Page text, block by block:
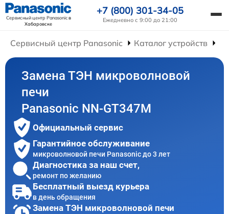
Сервисный центр Panasonicв
Хабаровске
+7 (800) 301-34-05
Ежедневно с 9:00 до 21:00
Сервисный центр Panasonic Каталог устройств
Замена ТЭН микроволновой
печи
Panasonic NN-GT347M
Официальный сервис
Гарантийное обслуживание
микроволновой печи Panasonic до 3 лет
Диагностика за наш счет,
ремонт по желанию
Бесплатный выезд курьера
в день обращения
Замена ТЭН микроволновой печи